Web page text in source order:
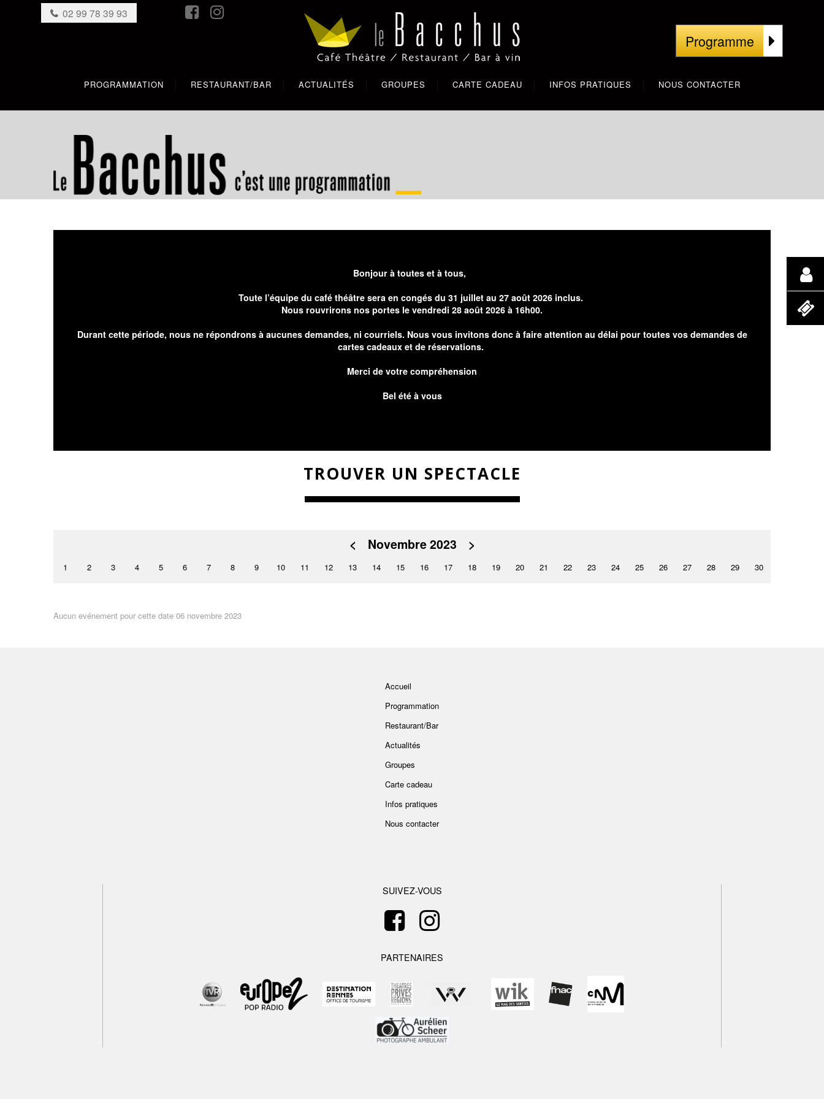
PROGRAMMATION RESTAURANT/BAR ACTUALITÉS GROUPES CARTE CADEAU INFOS PRATIQUES NOUS CONTACTER
02 99 78 39 93
Programme
Bonjour à toutes et à tous,
Toute l’équipe du café théâtre sera en congés du 31 juillet au 27 août 2026 inclus.
Nous rouvrirons nos portes le vendredi 28 août 2026 à 16h00.
Durant cette période, nous ne répondrons à aucunes demandes, ni courriels. Nous vous invitons donc à faire attention au délai pour toutes vos demandes de
cartes cadeaux et de réservations.
Merci de votre compréhension
Bel été à vous
TROUVER UN SPECTACLE
< Novembre 2023 >
1 2 3 4 5 6 7 8 9 10 11 12 13 14 15 16 17 18 19 20 21 22 23 24 25 26 27 28 29 30
Aucun evénement pour cette date 06 novembre 2023
Accueil
Programmation
Restaurant/Bar
Actualités
Groupes
Carte cadeau
Infos pratiques
Nous contacter
SUIVEZ-VOUS
PARTENAIRES